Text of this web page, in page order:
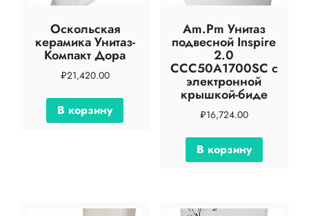
Оскольская
керамика Унитаз-
Компакт Дора
₽21,420.00
В корзину
Am.Pm Унитаз
подвесной Inspire
2.0
CCC50A1700SC с
электронной
крышкой-биде
₽16,724.00
В корзину